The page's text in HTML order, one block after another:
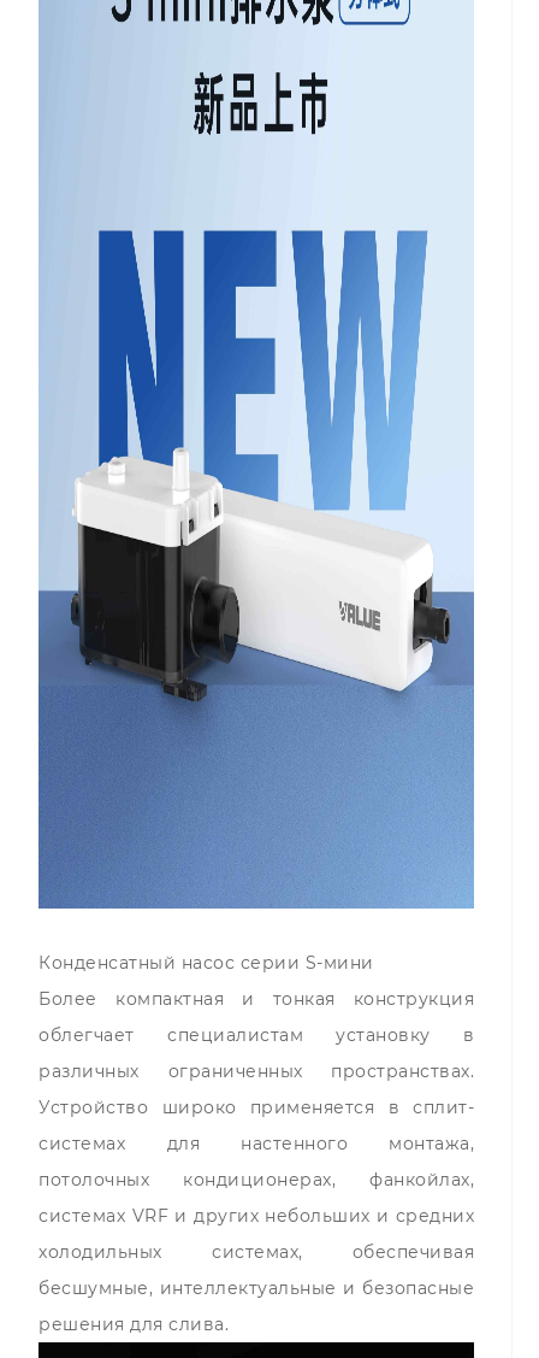
Конденсатный насос серии S-мини
Более компактная и тонкая конструкция
облегчает специалистам установку в
различных ограниченных пространствах.
Устройство широко применяется в сплит-
системах для настенного монтажа,
потолочных кондиционерах, фанкойлах,
системах VRF и других небольших и средних
холодильных системах, обеспечивая
бесшумные, интеллектуальные и безопасные
решения для слива.